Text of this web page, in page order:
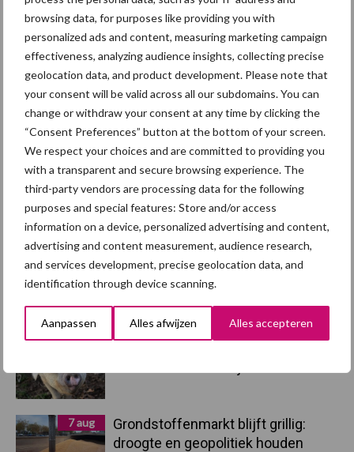
browsing data, for purposes like providing you with
personalized ads and content, measuring marketing campaign
effectiveness, analyzing audience insights, collecting precise
geolocation data, and product development. Please note that
your consent will be valid across all our subdomains. You can
change or withdraw your consent at any time by clicking the
“Consent Preferences” button at the bottom of your screen.
We respect your choices and are committed to providing you
with a transparent and secure browsing experience. The
third-party vendors are processing data for the following
purposes and special features: Store and/or access
information on a device, personalized advertising and content,
advertising and content measurement, audience research,
and services development, precise geolocation data, and
identification through device scanning.
Aanpassen Alles afwijzen Alles accepteren
Primaire
Sidebar
Recent nieuws Partner nieuws
7 aug
Grondstoffenmarkt blijft grillig:
droogte en geopolitiek houden
Diergezondheid Fokkerij Huisvesting
Afrikaanse
varkenspest
Brachyspira
Toon meer